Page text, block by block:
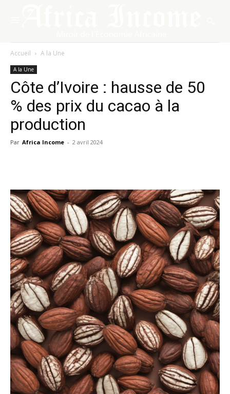
Accueil A la Une
A la Une
Côte d’Ivoire : hausse de 50
% des prix du cacao à la
production
Par Africa Income - 2 avril 2024